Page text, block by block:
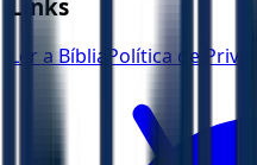
Links
Ler a Bíblia Política de